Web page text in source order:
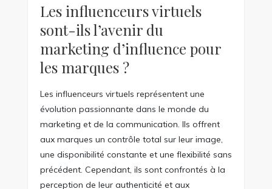
Les influenceurs virtuels
sont-ils l’avenir du
marketing d’influence pour
les marques ?
Les influenceurs virtuels représentent une
évolution passionnante dans le monde du
marketing et de la communication. Ils offrent
aux marques un contrôle total sur leur image,
une disponibilité constante et une flexibilité sans
précédent. Cependant, ils sont confrontés à la
perception de leur authenticité et aux